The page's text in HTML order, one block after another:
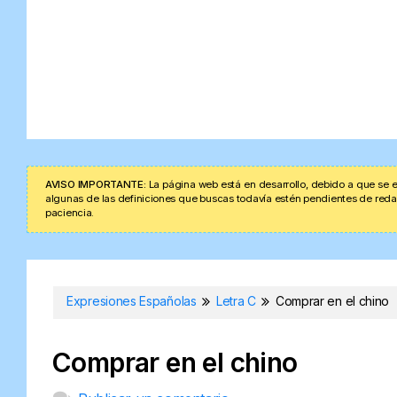
AVISO IMPORTANTE: La página web está en desarrollo, debido a que
algunas de las definiciones que buscas todavía estén pendientes de
paciencia.
Expresiones Españolas Letra C Comprar en el chino
Comprar en el chino